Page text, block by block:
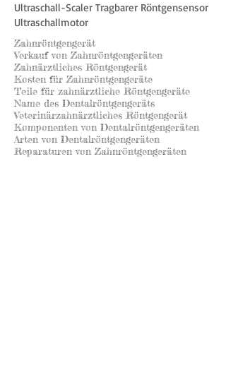
Ultraschall-Scaler Tragbarer Röntgensensor
Ultraschallmotor
Zahnröntgengerät
Verkauf von Zahnröntgengeräten
Zahnärztliches Röntgengerät
Kosten für Zahnröntgengeräte
Teile für zahnärztliche Röntgengeräte
Name des Dentalröntgengeräts
Veterinärzahnärztliches Röntgengerät
Komponenten von Dentalröntgengeräten
Arten von Dentalröntgengeräten
Reparaturen von Zahnröntgengeräten